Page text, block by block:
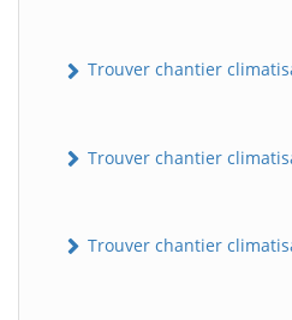
Trouver chantier
Trouver chantier
Trouver chantier